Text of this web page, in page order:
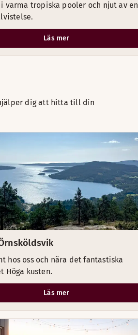
varma tropiska pooler och njut av en
Läs mer
dig att hitta till din
hos oss och nära det fantastiska
Höga kusten.
Läs mer